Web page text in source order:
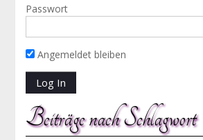
Passwort
Angemeldet bleiben
Beiträge nach Schlagwort